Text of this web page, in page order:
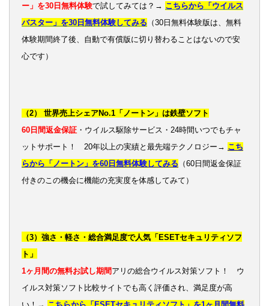
ー」を30日無料体験で試してみては？→ こちらから「ウイルス
バスター」を30日無料体験してみる （30日無料体験版は、無料
体験期間終了後、自動で有償版に切り替わることはないので安
心です）
（2） 世界売上シェアNo.1「ノートン」は鉄壁ソフト
60日間返金保証 ・ウイルス駆除サービス・24時間いつでもチャ
ットサポート！ 20年以上の実績と最先端テクノロジー→ こち
らから「ノートン」を60日無料体験してみる （60日間返金保証
付きのこの機会に機能の充実度を体感してみて）
（3）強さ・軽さ・総合満足度で人気「ESETセキュリティソフ
ト」
1ヶ月間の無料お試し期間 アリの総合ウイルス対策ソフト！ ウ
イルス対策ソフト比較サイトでも高く評価され、満足度が高